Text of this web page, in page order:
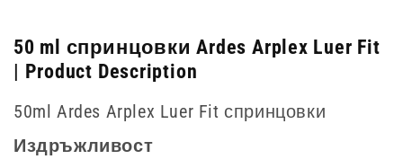
50 ml спринцовки Ardes Arplex Luer Fit
| Product Description
50ml Ardes Arplex Luer Fit спринцовки
Издръжливост